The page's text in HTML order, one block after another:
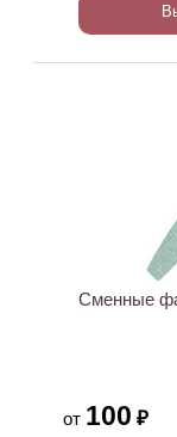
Сменные
от 100 ₽